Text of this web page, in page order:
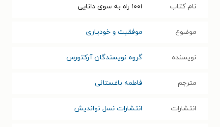
نام کتاب ۱۰۰۱ راه به سوی دانایی
موضوع موفقیت و خودیاری
نویسنده گروه نویسندگان آرکتورس
مترجم فاطمه باغستانی
انتشارات انتشارات نسل نواندیش